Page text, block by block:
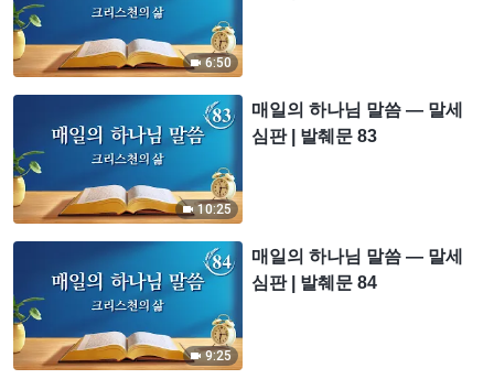
6:50
10:25
매일의 하나님 말씀 ― 말세
심판 | 발췌문 83
9:25
매일의 하나님 말씀 ― 말세
심판 | 발췌문 84